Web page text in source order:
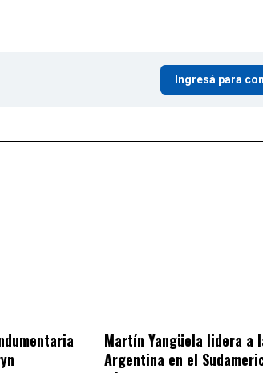
Ingresá para
Martín Yangüela lidera a
Argentina en el